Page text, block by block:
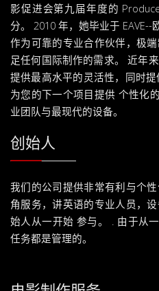
影促进会第九届年度的
分。 2010 年，她毕业于 EAVE--
作为可靠的专业合作伙伴，极
足任何国际制作的需求。 近年
提供最高水平的灵活性，同时
为您的下一个项目提供 个性化
业团队与最现代的设备。
创始人
我们的公司提供非常有利与个
角服务，讲英语的专业人员，
始人从一开始 参与。 . 由于从
任务都是管理的。